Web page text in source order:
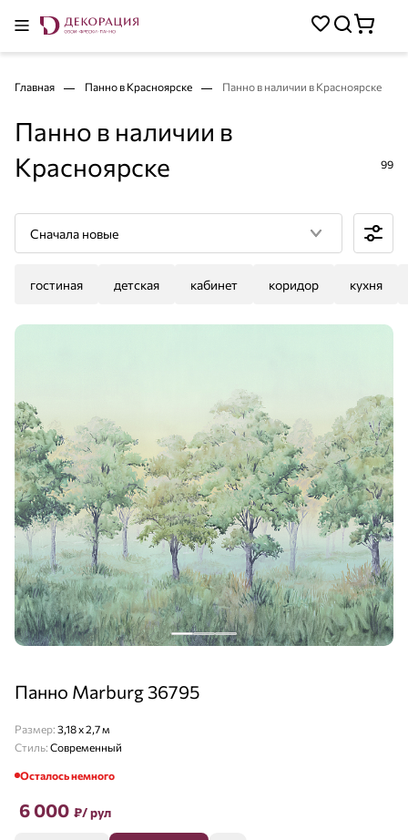
Главная Панно в Красноярске Панно в наличии в Красноярске
Панно в наличии в
Красноярске
99
Сначала новые
гостиная детская кабинет коридор кухня
Панно Marburg 36795
Размер: 3,18 х 2,7 м
Стиль: Современный
Осталось немного
6 000 ₽/ рул